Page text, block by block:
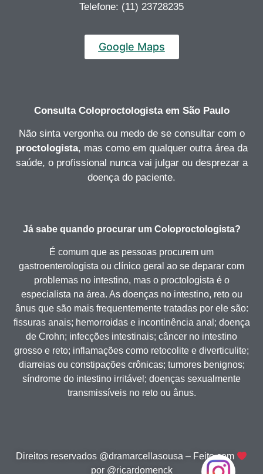
Telefone: (11) 23728235
Google Maps
Consulta Coloproctologistaem São Paulo
Não sinta vergonha ou medo de se consultar com o
proctologista, mas como em qualquer outra área da
saúde, o profissional nunca vai julgar ou desprezar a
doença do paciente.
Já sabe quando procurar um Coloproctologista?
É comum que as pessoas procurem um
gastroenterologista ou clínico geral ao se deparar com
problemas no intestino, mas o proctologista é o
especialista na área. As doenças no intestino, reto ou
ânus que são mais frequentemente tratadas por ele são:
fissuras anais; hemorroidas e incontinência anal; doença
de Crohn; infecções intestinais; câncer no intestino
grosso e reto; inflamações como retocolite e diverticulite;
diarreias ou constipações crônicas; tumores benignos;
síndrome do intestino irritável; doenças sexualmente
transmissíveis no reto ou ânus.
Direitos reservados @dramarcellasousa – Feito com
por @ricardomenck